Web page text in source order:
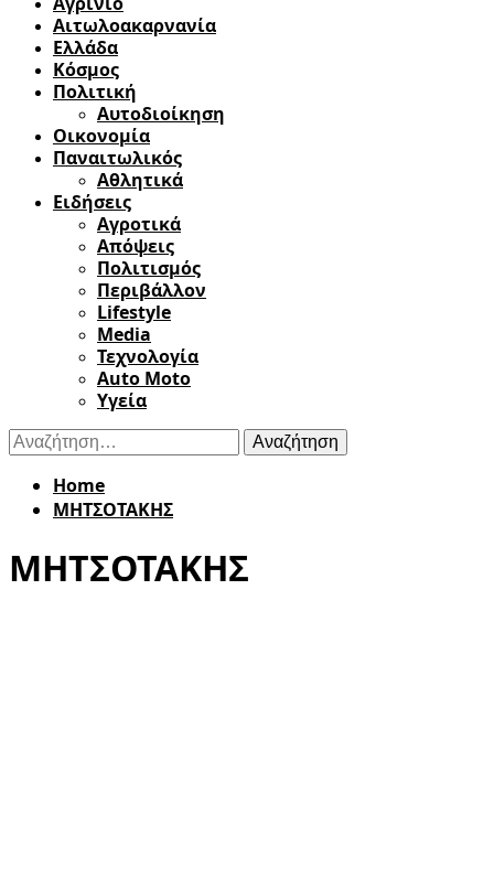
Αιτωλοακαρνανία
Ελλάδα
Κόσμος
Πολιτική
Αυτοδιοίκηση
Οικονομία
Παναιτωλικός
Αθλητικά
Ειδήσεις
Αγροτικά
Απόψεις
Πολιτισμός
Περιβάλλον
Lifestyle
Media
Τεχνολογία
Auto Moto
Υγεία
Αναζήτηση
για:
Home
ΜΗΤΣΟΤΑΚΗΣ
ΜΗΤΣΟΤΑΚΗΣ